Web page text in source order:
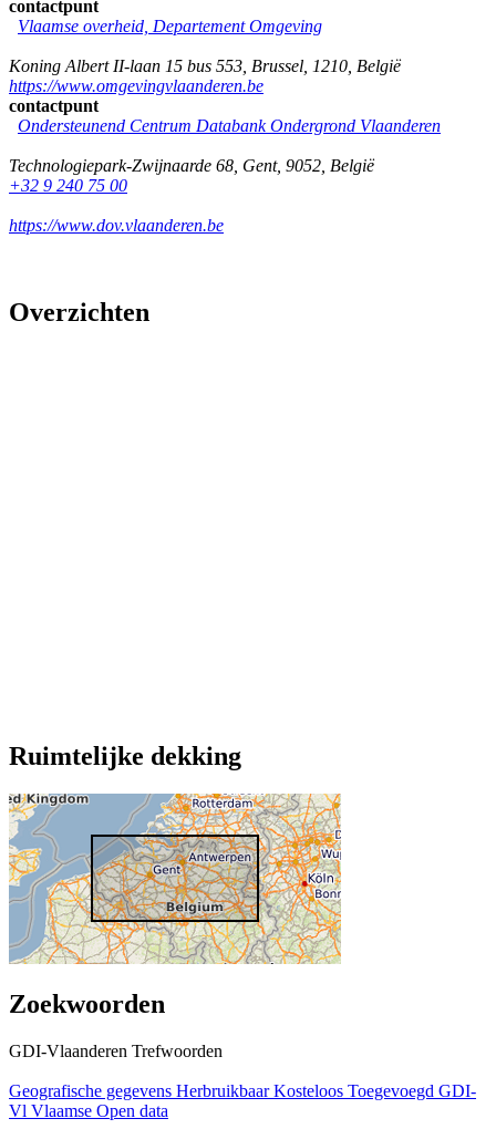
contactpunt
Vlaamse overheid, Departement Omgeving
Koning Albert II-laan 15 bus 553 Brussel 1210 België
https://www.omgevingvlaanderen.be
contactpunt
Ondersteunend Centrum Databank Ondergrond Vlaanderen
Technologiepark-Zwijnaarde 68 Gent, 9052 België
+32 9 240 75 00
https://www.dov.vlaanderen.be
Overzichten
Ruimtelijke dekking
Zoekwoorden
GDI-Vlaanderen Trefwoorden
Geografische gegevens Herbruikbaar Kosteloos Toegevoegd GDI-
Vl Vlaamse Open data